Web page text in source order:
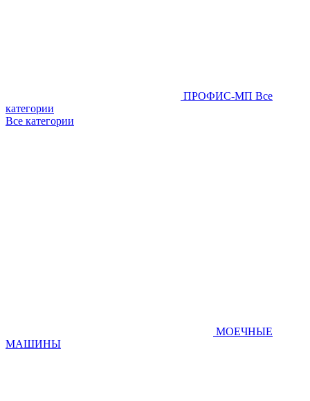
ПРОФИС-МП Все
категории
Все категории
МОЕЧНЫЕ
МАШИНЫ